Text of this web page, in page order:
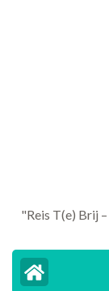
"Reis T(e) Brij